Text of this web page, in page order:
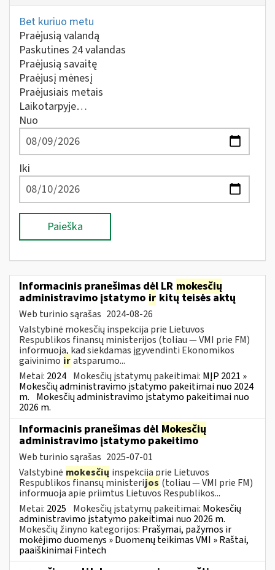
Bet kuriuo metu
Praėjusią valandą
Paskutines 24 valandas
Praėjusią savaitę
Praėjusį mėnesį
Praėjusiais metais
Laikotarpyje…
Nuo
Iki
Paieška
Informacinis pranešimas dėl LR mokesčių
administravimo įstatymo ir kitų teisės aktų
Web turinio sąrašas 2024-08-26
Valstybinė mokesčių inspekcija prie Lietuvos
Respublikos finansų ministerijos (toliau — VMI prie FM)
informuoja, kad siekdamas įgyvendinti Ekonomikos
gaivinimo iratsparumo...
Metai: 2024 Mokesčių įstatymų pakeitimai: MĮP 2021 »
Mokesčių administravimo įstatymo pakeitimai nuo 2024
m. Mokesčių administravimo įstatymo pakeitimai nuo
2026 m.
Informacinis pranešimas dėl Mokesčių
administravimo įstatymo pakeitimo
Web turinio sąrašas 2025-07-01
Valstybinė mokesčių inspekcija prie Lietuvos
Respublikos finansų ministerijos (toliau — VMI prie FM)
informuoja apie priimtus Lietuvos Respublikos...
Metai: 2025 Mokesčių įstatymų pakeitimai: Mokesčių
administravimo įstatymo pakeitimai nuo 2026 m.
Mokesčių žinyno kategorijos: Prašymai, pažymos ir
mokėjimo duomenys » Duomenų teikimas VMI » Raštai,
paaiškinimai Fintech